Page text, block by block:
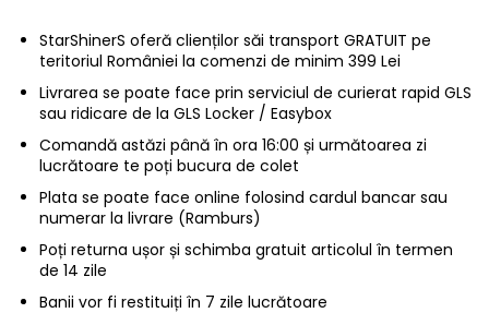
StarShinerS oferă clienților săi transport GRATUIT pe
teritoriul României la comenzi de minim 399 Lei
Livrarea se poate face prin serviciul de curierat rapid GLS
sau ridicare de la GLS Locker / Easybox
Comandă astăzi până în ora 16:00 și următoarea zi
lucrătoare te poți bucura de colet
Plata se poate face online folosind cardul bancar sau
numerar la livrare (Ramburs)
Poți returna ușor și schimba gratuit articolul în termen
de 14 zile
Banii vor fi restituiți în 7 zile lucrătoare